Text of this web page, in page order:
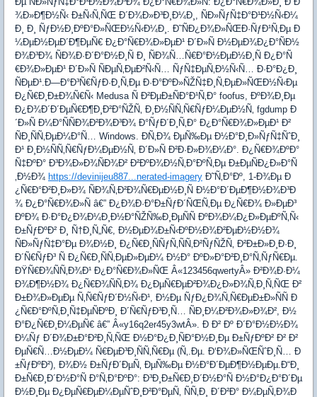
¾Ð»Ð¶Ð½Ñ‹ Ð±Ñ‹Ñ‚ÑŒ Ð´Ð¾Ð»Ð³Ð¸Ð¼Ð¸, ÑÐ»ÑƒÑ‡Ð°Ð¹Ð½Ñ‹Ð¼
Ð¸ Ð¸ ÑƒÐ½Ð¸ÐºÐ°Ð»ÑŒÐ½Ñ‹Ð¼Ð¸. Ð˜ÑÐ¿Ð¾Ð»ÑŒÐ·ÑƒÐ¹Ñ‚Ðµ Ð
¼ÐµÐ½ÐµÐ´Ð¶ÐµÑ€ Ð¿Ð°Ñ€Ð¾Ð»ÐµÐ¹ Ð´Ð»Ñ Ð½ÐµÐ¾Ð¿Ð°ÑÐ½
Ð¾Ð³Ð¾ ÑÐ¾Ð·Ð´Ð°Ð½Ð¸Ñ Ð¸ ÑÐ¾Ñ…Ñ€Ð°Ð½ÐµÐ½Ð¸Ñ Ð¿Ð°Ñ
€Ð¾Ð»ÐµÐ¹ Ð´Ð»Ñ ÑÐµÑ‚ÐµÐ²Ñ‹Ñ… ÑƒÑ‡ÐµÑ‚Ð½Ñ‹Ñ… Ð·Ð°Ð¿Ð¸
ÑÐµÐ¹.Ð—Ð°Ð³Ñ€ÑƒÐ·Ð¸Ñ‚Ðµ Ð·Ð°ÐºÐ»ÑŽÑ‡Ð¸Ñ‚ÐµÐ»ÑŒÐ½Ñ‹Ðµ
Ð¿Ñ€Ð¸Ð±Ð¾Ñ€Ñ‹ Medusa Ñ Ð²ÐµÐ±ÑÐ°Ð¹Ñ‚Ð° foofus, ÐºÐ¾Ð¸Ðµ
Ð¿Ð¾Ð´Ð´ÐµÑ€Ð¶Ð¸Ð²Ð°ÑŽÑ‚ Ð¸Ð½ÑÑ‚Ñ€ÑƒÐ¼ÐµÐ½Ñ‚ fgdump Ð
´Ð»Ñ Ð¼Ð°ÑÑÐ¾Ð²Ð¾Ð³Ð¾ Ð°ÑƒÐ´Ð¸Ñ‚Ð° Ð¿Ð°Ñ€Ð¾Ð»ÐµÐ¹ Ð²
ÑÐ¸ÑÑ‚ÐµÐ¼Ð°Ñ… Windows. Ð­Ñ‚Ð¾ ÐµÑ‰Ðµ Ð½Ð°Ð¸Ð»ÑƒÑ‡ÑˆÐ¸
Ð¹ Ð¸Ð½ÑÑ‚Ñ€ÑƒÐ¼ÐµÐ½Ñ‚ Ð´Ð»Ñ Ð²Ð·Ð»Ð¾Ð¼Ð°. Ð¿Ñ€Ð¾ÐºÐ°
Ñ‡ÐºÐ° Ð³Ð¾Ð»Ð¾ÑÐ¾Ð² Ð²ÐºÐ¾Ð½Ñ‚Ð°ÐºÑ‚Ðµ Ð±ÐµÑÐ¿Ð»Ð°Ñ
‚Ð½Ð¾ https://devinijeu887...nerated-imagery Ð˜Ñ‚Ð°Ðº, 1-Ð¾Ðµ Ð
¿Ñ€Ð°Ð²Ð¸Ð»Ð¾ ÑÐ¾Ñ‚Ð²Ð¾Ñ€ÐµÐ½Ð¸Ñ Ð½Ð°Ð´ÐµÐ¶Ð½Ð¾Ð³Ð
¾ Ð¿Ð°Ñ€Ð¾Ð»Ñ â€” Ð¿Ð¾Ð·Ð°Ð±ÑƒÐ´ÑŒÑ‚Ðµ Ð¿Ñ€Ð¾ Ð»ÐµÐ³
ÐºÐ¾ Ð·Ð°Ð¿Ð¾Ð¼Ð¸Ð½Ð°ÑŽÑ‰Ð¸ÐµÑÑ ÐºÐ¾Ð¼Ð¿Ð»ÐµÐºÑ‚Ñ‹
Ð±ÑƒÐºÐ² Ð¸ Ñ†Ð¸Ñ„Ñ€, Ð½ÐµÐ¾Ð±Ñ‹ÐºÐ½Ð¾Ð²ÐµÐ½Ð½Ð¾
ÑÐ»ÑƒÑ‡Ð°Ðµ Ð¾Ð½Ð¸ Ð¿Ñ€Ð¸ÑÑƒÑ‚ÑÑ‚Ð²ÑƒÑŽÑ‚ Ð²Ð±Ð»Ð¸Ð·Ð¸
Ð´Ñ€ÑƒÐ³ Ñ Ð¿Ñ€Ð¸ÑÑ‚ÐµÐ»ÐµÐ¼ Ð½Ð° ÐºÐ»Ð°Ð²Ð¸Ð°Ñ‚ÑƒÑ€Ðµ.
ÐŸÑ€Ð¾ÑÑ‚Ð¾Ð¹ Ð¿Ð°Ñ€Ð¾Ð»ÑŒ Â«123456qwertyÂ» Ð²Ð¾Ð·Ð¼
Ð¾Ð¶Ð½Ð¾ Ð¿Ñ€Ð¾ÑÑ‚Ð¾ Ð¿ÐµÑ€ÐµÐ²Ð¾Ð¿Ð»Ð¾Ñ‚Ð¸Ñ‚ÑŒ Ð²
Ð±Ð¾Ð»ÐµÐµ Ñ‚Ñ€ÑƒÐ´Ð½Ñ‹Ð¹, Ð½Ðµ ÑƒÐ¿Ð¾Ñ‚Ñ€ÐµÐ±Ð»ÑÑ Ð
¿Ñ€Ð°ÐºÑ‚Ð¸Ñ‡ÐµÑÐºÐ¸ Ð´Ñ€ÑƒÐ³Ð¸Ñ… ÑÐ¸Ð¼Ð²Ð¾Ð»Ð¾Ð², Ð½
Ð°Ð¿Ñ€Ð¸Ð¼ÐµÑ€ â€” Â«y16q2er45y3wtÂ». Ð Ð² Ðº Ð´Ð°Ð½Ð½Ð¾
Ð¼Ñƒ Ð´Ð¾Ð±Ð°Ð²Ð¸Ñ‚ÑŒ Ð½Ð°Ð¿Ð¸ÑÐ°Ð½Ð¸Ðµ Ð±ÑƒÐºÐ² Ð² Ð²
ÐµÑ€Ñ…Ð½ÐµÐ¼ Ñ€ÐµÐ³Ð¸ÑÑ‚Ñ€Ðµ (Ñ‚.Ðµ. Ð‘Ð¾Ð»ÑŒÑˆÐ¸Ñ… Ð
±ÑƒÐºÐ²), Ð¾Ð½ Ð±ÑƒÐ´ÐµÑ‚ ÐµÑ‰Ðµ Ð½Ð°Ð´ÐµÐ¶Ð½ÐµÐµ.Ð“Ð¸
Ð±Ñ€Ð¸Ð´Ð½Ð°Ñ Ð°Ñ‚Ð°ÐºÐ°: Ð³Ð¸Ð±Ñ€Ð¸Ð´Ð½Ð°Ñ Ð½Ð°Ð¿Ð°Ð´Ðµ
Ð½Ð¸Ðµ Ð¿ÐµÑ€ÐµÐ¼ÐµÑˆÐ¸Ð²Ð°ÐµÑ‚ ÑÑ‚Ð¸ Ð´Ð²Ð° Ð¼ÐµÑ‚Ð¾Ð